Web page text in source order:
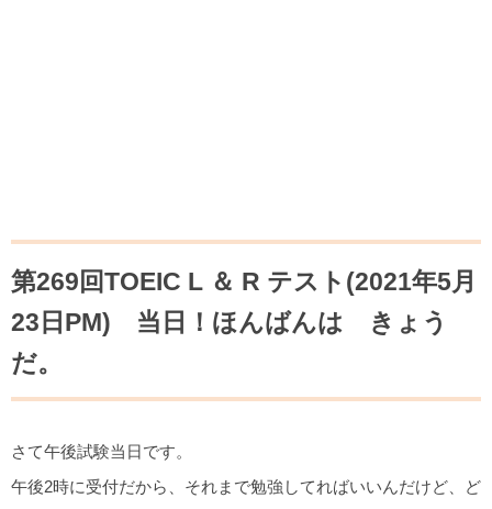
第269回TOEIC L ＆ R テスト(2021年5月
23日PM) 当日！ほんばんは きょう
だ。
さて午後試験当日です。
午後2時に受付だから、それまで勉強してればいいんだけど、ど